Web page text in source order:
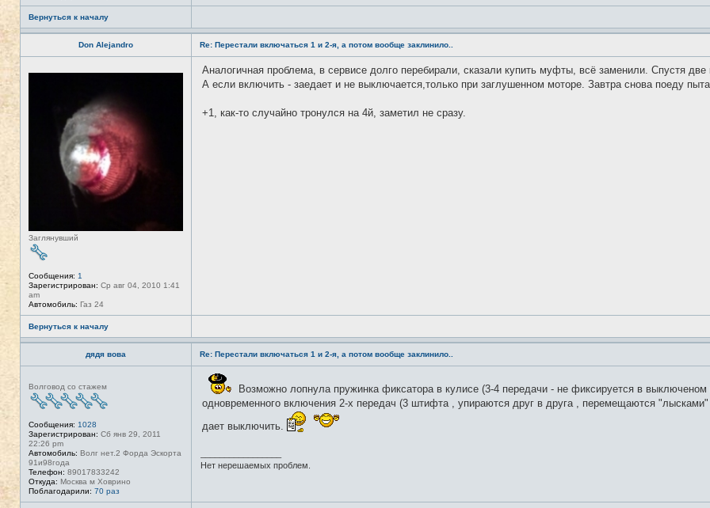
Вернуться к началу
Don Alejandro
Н
Заглянувший
Сообщения: 1
Зарегистрирован: Ср авг 04, 2010 1:41
am
Автомобиль: Газ 24
Re: Перестали включаться 1 и 2-я, а потом вообще заклинило..
Аналогичная проблема, в сервисе долго перебирали, сказали купить муфты, всё заменили. Спустя
А если включить - заедает и не выключается,только при заглушенном моторе. Завтра снова поеду
+1, как-то случайно тронулся на 4й, заметил не сразу.
Вернуться к началу
дядя вова
е
в
т
и
Волговод со стажем
Сообщения: 1028
Зарегистрирован: Сб янв 29, 2011
22:26 pm
Автомобиль: Волг нет.2 Форда Эскорта
91и98года
Телефон: 89017833242
Откуда: Москва м Ховрино
Поблагодарили: 70 раз
Re: Перестали включаться 1 и 2-я, а потом вообще заклинило..
Возможно лопнула пружинка фиксатора в кулисе (3-4 передачи - не фиксируется в
одновременного включения 2-х передач (3 штифта , упираются друг в друга , перемещаются
дает выключить.
Нет нерешаемых проблем.